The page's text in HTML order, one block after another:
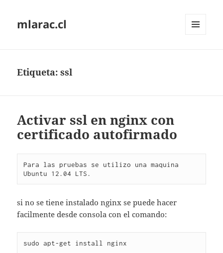
mlarac.cl
Etiqueta:ssl
Activar ssl en nginx con
certificado autofirmado
Para las pruebas se utilizo una maquina
Ubuntu 12.04 LTS.
si no se tiene instalado nginx se puede hacer
facilmente desde consola con el comando:
sudo apt-get install nginx